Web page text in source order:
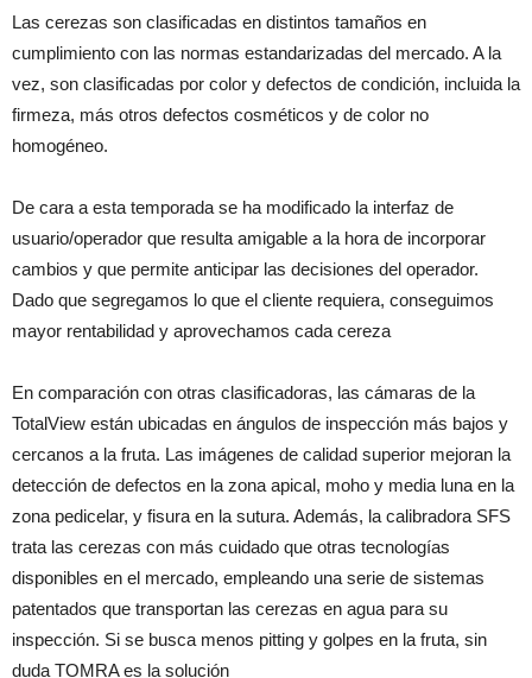
Las cerezas son clasificadas en distintos tamaños en
cumplimiento con las normas estandarizadas del mercado. A la
vez, son clasificadas por color y defectos de condición, incluida la
firmeza, más otros defectos cosméticos y de color no
homogéneo.
De cara a esta temporada se ha modificado la interfaz de
usuario/operador que resulta amigable a la hora de incorporar
cambios y que permite anticipar las decisiones del operador.
Dado que segregamos lo que el cliente requiera, conseguimos
mayor rentabilidad y aprovechamos cada cereza
En comparación con otras clasificadoras, las cámaras de la
TotalView están ubicadas en ángulos de inspección más bajos y
cercanos a la fruta. Las imágenes de calidad superior mejoran la
detección de defectos en la zona apical, moho y media luna en la
zona pedicelar, y fisura en la sutura. Además, la calibradora SFS
trata las cerezas con más cuidado que otras tecnologías
disponibles en el mercado, empleando una serie de sistemas
patentados que transportan las cerezas en agua para su
inspección. Si se busca menos pitting y golpes en la fruta, sin
duda TOMRA es la solución